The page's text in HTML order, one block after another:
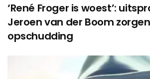
‘René Froger is woest’:
Jeroen van der Boom
opschudding